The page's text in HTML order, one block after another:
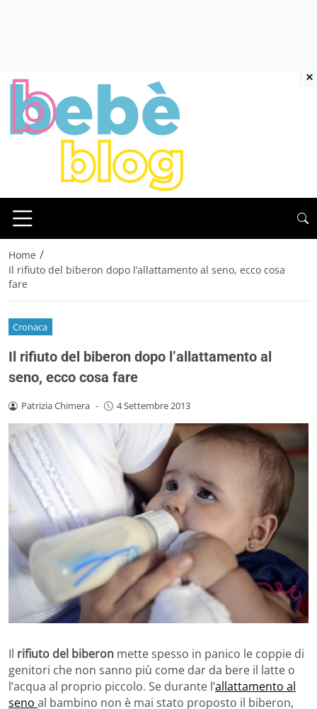
Home /
Il rifiuto del biberon dopo l’allattamento al seno, ecco cosa
fare
Cronaca
Il rifiuto del biberon dopo l’allattamento al
seno, ecco cosa fare
Patrizia Chimera - 4 Settembre 2013
Il rifiuto del biberon mette spesso in panico le coppie di
genitori che non sanno più come dar da bere il latte o
l’acqua al proprio piccolo. Se durante l’allattamento al
seno al bambino non è mai stato proposto il biberon,
×